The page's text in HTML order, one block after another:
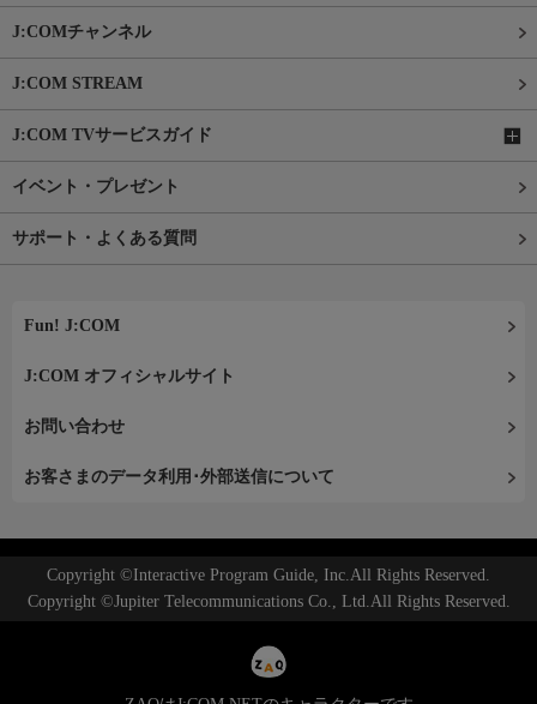
J:COMチャンネル
J:COM STREAM
J:COM TVサービスガイド
イベント・プレゼント
サポート・よくある質問
Fun! J:COM
J:COM オフィシャルサイト
お問い合わせ
お客さまのデータ利用･外部送信について
Copyright ©Interactive Program Guide, Inc.All Rights Reserved.
Copyright ©Jupiter Telecommunications Co., Ltd.All Rights Reserved.